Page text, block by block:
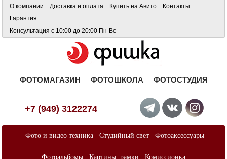
О компании Доставка и оплата Купить на Авито
Контакты
Гарантия
Консультация с 10:00 до 20:00 Пн-Вс
ФОТОМАГАЗИН ФОТОШКОЛА ФОТОСТУДИЯ
+7 (949) 3122274
Фото и видео техника Студийный свет Фотоаксессуары
Фотоальбомы Картины, рамки Комиссионка